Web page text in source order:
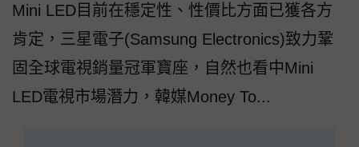
Mini LED目前在穩定性、性價比方面已獲各方
肯定，三星電子(Samsung Electronics)致力鞏
固全球電視銷量冠軍寶座，自然也看中Mini
LED電視市場潛力，韓媒Money To...